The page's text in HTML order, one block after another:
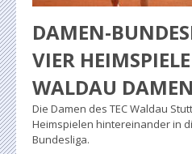
DAMEN-
VIER
WALDAU DAMEN
Die Damen des TEC Waldau
Heimspielen hintereinander in
Bundesliga.